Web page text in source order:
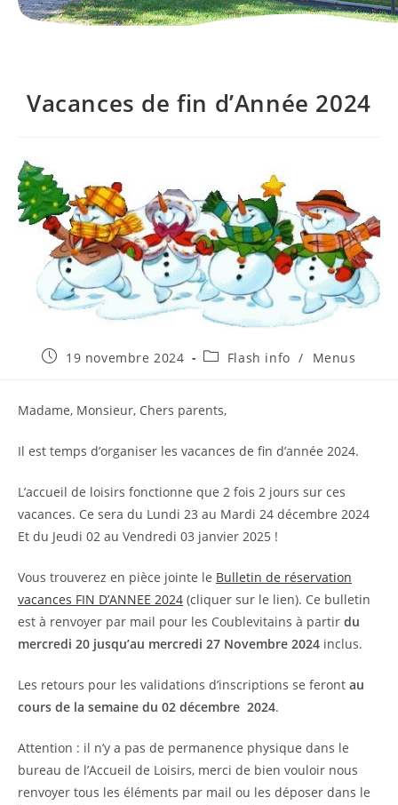
Vacances de fin d’Année 2024
Publication
19 novembre 2024
PostFlash info / Menus
Madame, Monsieur, Chers parents,
Il est temps d’organiser les vacances de fin d’année 2024.
L’accueil de loisirs fonctionne que 2 fois 2 jours sur ces
vacances. Ce sera du Lundi 23 au Mardi 24 décembre 2024
Et du Jeudi 02 au Vendredi 03 janvier 2025 !
Vous trouverez en pièce jointe le Bulletin de réservation
vacances FIN D’ANNEE 2024 (cliquer sur le lien). Ce bulletin
est à renvoyer par mail pour les Coublevitains à partir du
mercredi 20 jusqu’au mercredi 27 Novembre 2024 inclus.
Les retours pour les validations d’inscriptions se feront au
cours de la semaine du 02 décembre 2024.
Attention : il n’y a pas de permanence physique dans le
bureau de l’Accueil de Loisirs, merci de bien vouloir nous
renvoyer tous les éléments par mail ou les déposer dans le